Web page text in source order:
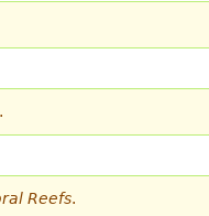
.
Reefs.